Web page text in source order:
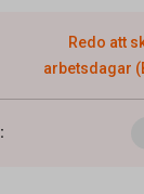
Redo att
arbetsdagar
: